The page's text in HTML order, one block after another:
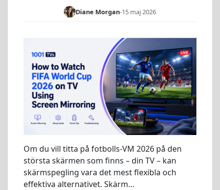
Diane Morgan-15 maj 2026
Om du vill titta på fotbolls-VM 2026 på den
största skärmen som finns – din TV – kan
skärmspegling vara det mest flexibla och
effektiva alternativet. Skärm…